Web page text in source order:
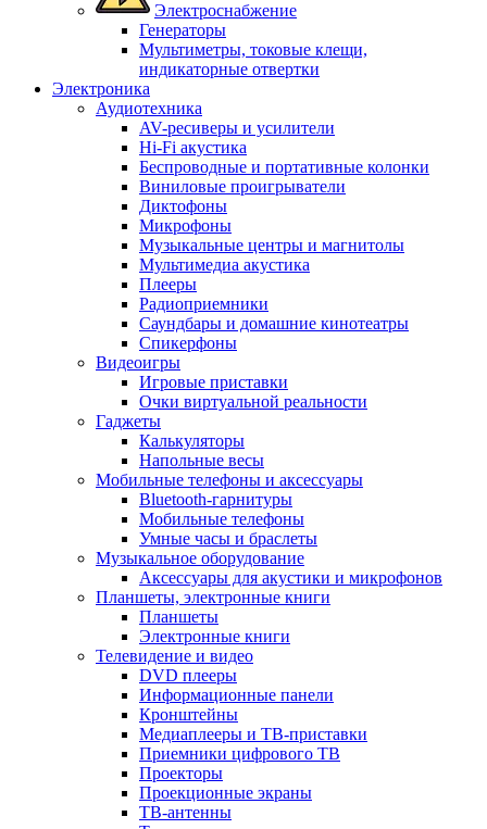
Электроснабжение
Генераторы
Мультиметры, токовые клещи,
индикаторные отвертки
Электроника
Аудиотехника
AV-ресиверы и усилители
Hi-Fi акустика
Беспроводные и портативные колонки
Виниловые проигрыватели
Диктофоны
Микрофоны
Музыкальные центры и магнитолы
Мультимедиа акустика
Плееры
Радиоприемники
Саундбары и домашние кинотеатры
Спикерфоны
Видеоигры
Игровые приставки
Очки виртуальной реальности
Гаджеты
Калькуляторы
Напольные весы
Мобильные телефоны и аксессуары
Bluetooth-гарнитуры
Мобильные телефоны
Умные часы и браслеты
Музыкальное оборудование
Аксессуары для акустики и микрофонов
Планшеты, электронные книги
Планшеты
Электронные книги
Телевидение и видео
DVD плееры
Информационные панели
Кронштейны
Медиаплееры и ТВ-приставки
Приемники цифрового ТВ
Проекторы
Проекционные экраны
ТВ-антенны